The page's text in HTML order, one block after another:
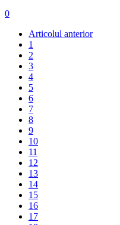
0
Articolul anterior
1
2
3
4
5
6
7
8
9
10
11
12
13
14
15
16
17